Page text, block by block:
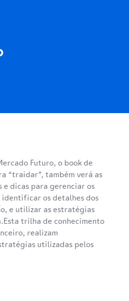
Futuro, o book de
“traidar”, também verá as
dicas para gerenciar os
identificar os detalhes dos
e utilizar as estratégias
trilha de conhecimento
realizam
utilizadas pelos